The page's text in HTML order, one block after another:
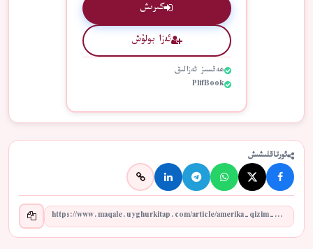
كىرىش
ئەزا بولۇش
ھەقسىز ئەزالىق
PlifBook
ئورتاقلىشىش